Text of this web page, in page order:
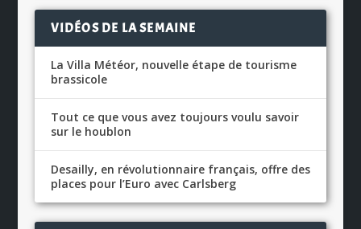
VIDÉOS DE LA SEMAINE
La Villa Météor, nouvelle étape de tourisme
brassicole
Tout ce que vous avez toujours voulu savoir
sur le houblon
Desailly, en révolutionnaire français, offre des
places pour l’Euro avec Carlsberg